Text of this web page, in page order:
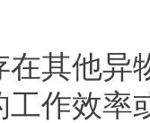
其他异
作效率